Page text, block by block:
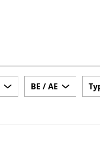
BE / AE